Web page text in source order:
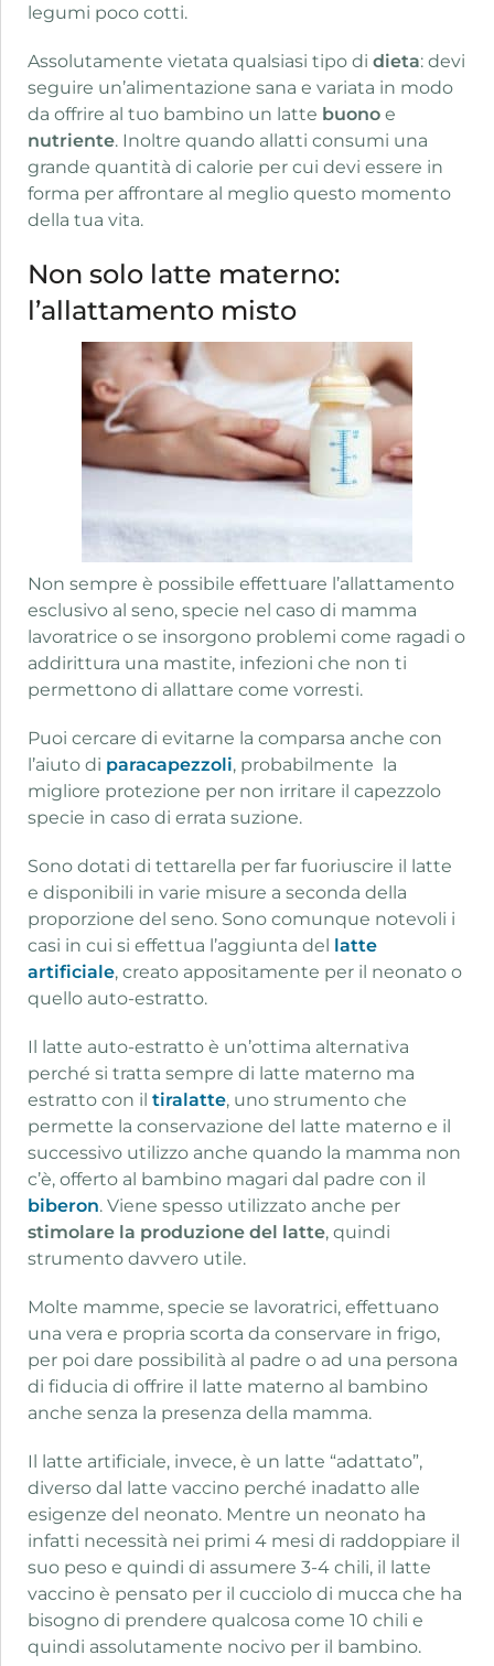
legumi poco cotti.
Assolutamente vietata qualsiasi tipo di dieta: devi
seguire un’alimentazione sana e variata in modo
da offrire al tuo bambino un latte buono e
nutriente. Inoltre quando allatti consumi una
grande quantità di calorie per cui devi essere in
forma per affrontare al meglio questo momento
della tua vita.
Non solo latte materno:
l’allattamento misto
Non sempre è possibile effettuare l’allattamento
esclusivo al seno, specie nel caso di mamma
lavoratrice o se insorgono problemi come ragadi o
addirittura una mastite, infezioni che non ti
permettono di allattare come vorresti.
Puoi cercare di evitarne la comparsa anche con
l’aiuto di paracapezzoli, probabilmente la
migliore protezione per non irritare il capezzolo
specie in caso di errata suzione.
Sono dotati di tettarella per far fuoriuscire il latte
e disponibili in varie misure a seconda della
proporzione del seno. Sono comunque notevoli i
casi in cui si effettua l’aggiunta del latte
artificiale, creato appositamente per il neonato o
quello auto-estratto.
Il latte auto-estratto è un’ottima alternativa
perché si tratta sempre di latte materno ma
estratto con il tiralatte, uno strumento che
permette la conservazione del latte materno e il
successivo utilizzo anche quando la mamma non
c’è, offerto al bambino magari dal padre con il
biberon. Viene spesso utilizzato anche per
stimolare la produzione del latte, quindi
strumento davvero utile.
Molte mamme, specie se lavoratrici, effettuano
una vera e propria scorta da conservare in frigo,
per poi dare possibilità al padre o ad una persona
di fiducia di offrire il latte materno al bambino
anche senza la presenza della mamma.
Il latte artificiale, invece, è un latte “adattato”,
diverso dal latte vaccino perché inadatto alle
esigenze del neonato. Mentre un neonato ha
infatti necessità nei primi 4 mesi di raddoppiare il
suo peso e quindi di assumere 3-4 chili, il latte
vaccino è pensato per il cucciolo di mucca che ha
bisogno di prendere qualcosa come 10 chili e
quindi assolutamente nocivo per il bambino.